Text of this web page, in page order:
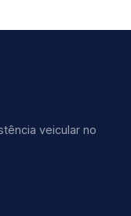
veicular no